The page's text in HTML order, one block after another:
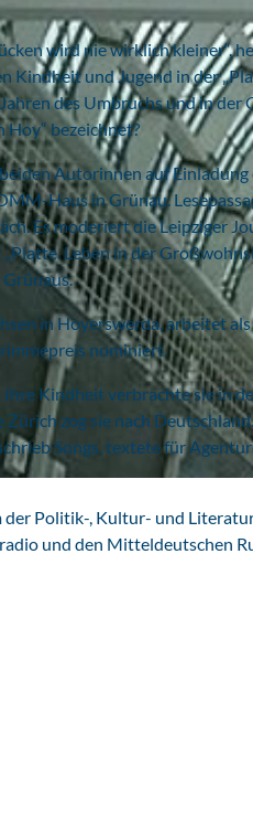
wird nie wirklich kleiner“,
Kindheit und Jugend in der
des Umbruchs und in der
Hoy“ bezeichnet?
Autorinnen auf
Haus in Grünau.
Es moderiert die Leipziger
Leben in der
in Hoyerswerda, arbeitet
nominiert.
Kindheit verbrachte sie in
zog sie nach
Songs, textete für
Politik-, Kultur- und
und den Mitteldeutschen